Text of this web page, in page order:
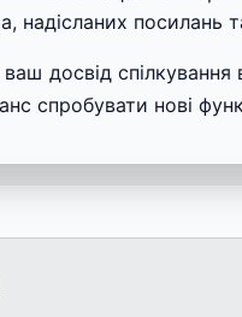
надісланих посилань
досвід
спробувати нові